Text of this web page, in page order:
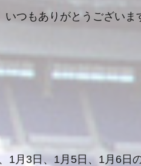
つもありがとうございま
1月3日、 1月 5 日、 1月 6 日